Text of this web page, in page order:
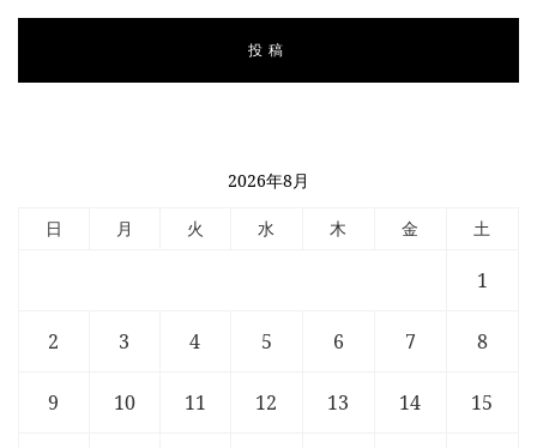
2026年8月
日 月 火 水 木 金 土
1
2 3 4 5 6 7 8
9 10 11 12 13 14 15